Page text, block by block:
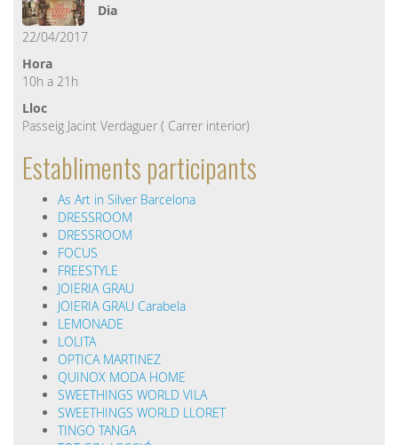
Dia
22/04/2017
Hora
10h a 21h
Lloc
Passeig Jacint Verdaguer ( Carrer interior)
Establiments participants
As Art in Silver Barcelona
DRESSROOM
DRESSROOM
FOCUS
FREESTYLE
JOIERIA GRAU
JOIERIA GRAU Carabela
LEMONADE
LOLITA
OPTICA MARTINEZ
QUINOX MODA HOME
SWEETHINGS WORLD VILA
SWEETHINGS WORLD LLORET
TINGO TANGA